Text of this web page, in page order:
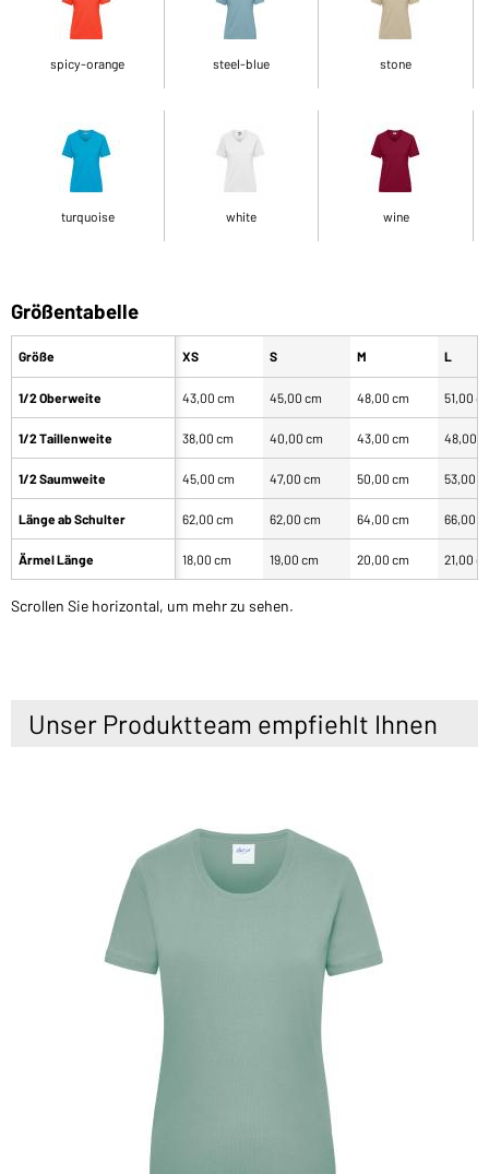
spicy-orange steel-blue stone
turquoise white wine
Größentabelle
Größe
1/2 Oberweite
1/2 Taillenweite
1/2 Saumweite
Länge ab Schulter
Ärmel Länge
XS S M L
43,00 cm 45,00 cm 48,00 cm 51,00
38,00 cm 40,00 cm 43,00 cm 48,00
45,00 cm 47,00 cm 50,00 cm 53,00
62,00 cm 62,00 cm 64,00 cm 66,00
18,00 cm 19,00 cm 20,00 cm 21,00
Scrollen Sie horizontal, um mehr zu sehen.
Unser Produktteam empfiehlt Ihnen